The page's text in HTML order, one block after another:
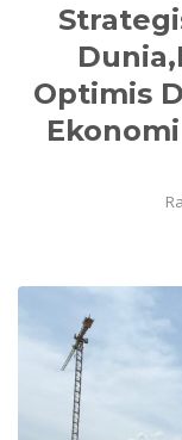
Optimis